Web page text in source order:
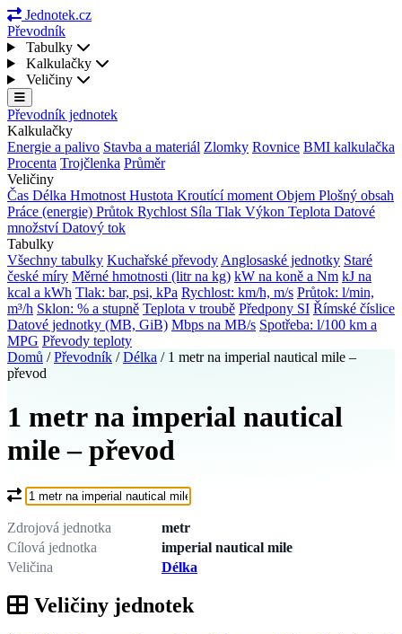
Jednotek.cz
Převodník
Tabulky
Kalkulačky
Veličiny
Převodník jednotek
Kalkulačky
Energie a palivo Stavba a materiál Zlomky Rovnice BMI kalkulačka
Procenta Trojčlenka Průměr
Veličiny
Čas Délka Hmotnost Hustota Kroutící moment Objem Plošný obsah
Práce (energie) Průtok Rychlost Síla Tlak Výkon Teplota Datové
množstvíDatový tok
Tabulky
Všechny tabulky Kuchařské převody Anglosaské jednotky Staré
české míry Měrné hmotnosti (litr na kg) kW na koně a Nm kJ na
kcal a kWh Tlak: bar, psi, kPa Rychlost: km/h, m/s Průtok: l/min,
m³/h Sklon: % a stupně Teplota v troubě Předpony SI Římské číslice
Datové jednotky (MB, GiB) Mbps na MB/s Spotřeba: l/100 km a
MPG Převody teploty
Domů / Převodník / Délka / 1 metr na imperial nautical mile –
převod
1 metr na imperial nautical
mile – převod
Co chcete převést?
Zdrojová jednotka
metr
Cílová jednotka
imperial nautical mile
Veličina
Délka
Veličiny jednotek